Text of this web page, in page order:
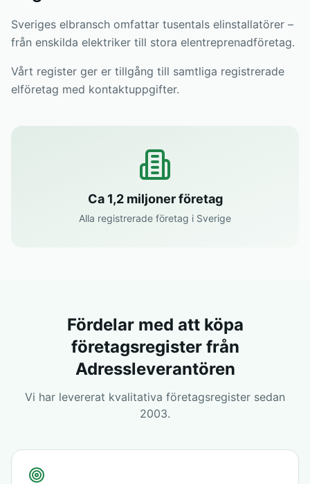
Sveriges elbransch omfattar tusentals elinstallatörer –
från enskilda elektriker till stora elentreprenadföretag.
Vårt register ger er tillgång till samtliga registrerade
elföretag med kontaktuppgifter.
Ca 1,2 miljoner företag
Alla registrerade företag i Sverige
Fördelar med att köpa
företagsregister från
Adressleverantören
Vi har levererat kvalitativa företagsregister sedan
2003.